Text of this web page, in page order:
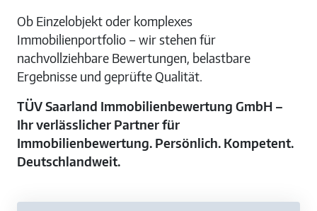
Ob Einzelobjekt oder komplexes
Immobilienportfolio – wir stehen für
nachvollziehbare Bewertungen, belastbare
Ergebnisse und geprüfte Qualität.
TÜV Saarland Immobilienbewertung GmbH –
Ihr verlässlicher Partner für
Immobilienbewertung. Persönlich. Kompetent.
Deutschlandweit.